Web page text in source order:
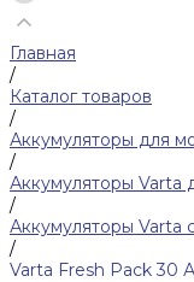
Главная
/
Каталог товаров
/
Аккумуляторы для
/
Аккумуляторы Varta
/
Аккумуляторы Varta
/
Varta Fresh Pack 30